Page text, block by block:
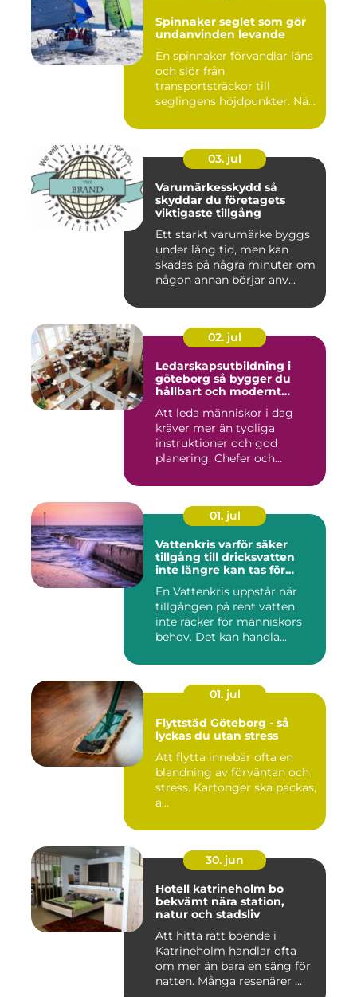
Spinnaker seglet som gör
undanvinden levande
En spinnaker förvandlar läns
och slör från
transportsträckor till
seglingens höjdpunkter. När
03. jul
Varumärkesskydd så
skyddar du företagets
viktigaste tillgång
Ett starkt varumärke byggs
under lång tid, men kan
skadas på några minuter om
någon annan börjar anv...
02. jul
Ledarskapsutbildning i
göteborg så bygger du
hållbart och modernt
Att leda människor i dag
kräver mer än tydliga
instruktioner och god
planering. Chefer och
01. jul
Vattenkris varför säker
tillgång till dricksvatten
inte längre kan tas för
En Vattenkris uppstår när
tillgången på rent vatten
inte räcker för människors
behov. Det kan handla...
01. jul
Flyttstäd Göteborg - så
lyckas du utan stress
Att flytta innebär ofta en
blandning av förväntan och
stress. Kartonger ska packas,
a...
30. jun
Hotell katrineholm bo
bekvämt nära station,
natur och stadsliv
Att hitta rätt boende i
Katrineholm handlar ofta
om mer än bara en säng för
natten. Många resenärer ...